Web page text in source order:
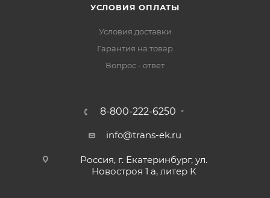
УСЛОВИЯ ОПЛАТЫ
Условия доставки
Гарантия на товар
Вопрос - ответ
8-800-222-6250
info@trans-ek.ru
Россия, г. Екатеринбург, ул.
Новостроя 1 а, литер К